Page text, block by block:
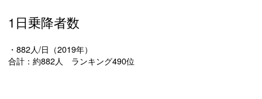
1日乗降者数
・882人/日（2019年）
合計：約882人 ランキング490位